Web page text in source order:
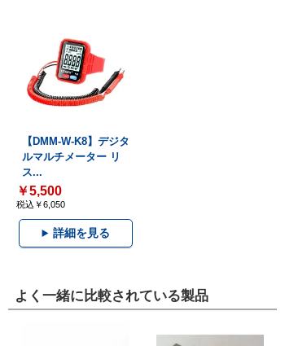
【DMM-W-K8】デジタ
ルマルチメーター リ
ス...
￥5,500
税込￥6,050
詳細を見る
よく一緒に比較されている製品